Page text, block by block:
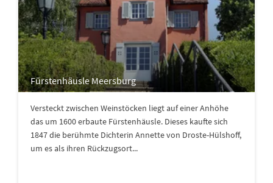
Fürstenhäusle Meersburg
Versteckt zwischen Weinstöcken liegt auf einer Anhöhe
das um 1600 erbaute Fürstenhäusle. Dieses kaufte sich
1847 die berühmte Dichterin Annette von Droste-Hülshoff,
um es als ihren Rückzugsort...